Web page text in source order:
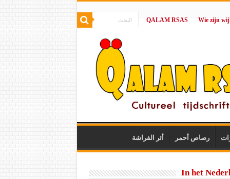
|
QALAM RSAS
رصاص أحمر أثر الفراشة
In het